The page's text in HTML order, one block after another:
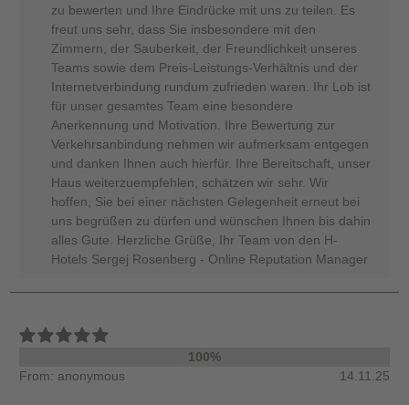
zu bewerten und Ihre Eindrücke mit uns zu teilen. Es
freut uns sehr, dass Sie insbesondere mit den
Zimmern, der Sauberkeit, der Freundlichkeit unseres
Teams sowie dem Preis-Leistungs-Verhältnis und der
Internetverbindung rundum zufrieden waren. Ihr Lob ist
für unser gesamtes Team eine besondere
Anerkennung und Motivation. Ihre Bewertung zur
Verkehrsanbindung nehmen wir aufmerksam entgegen
und danken Ihnen auch hierfür. Ihre Bereitschaft, unser
Haus weiterzuempfehlen, schätzen wir sehr. Wir
hoffen, Sie bei einer nächsten Gelegenheit erneut bei
uns begrüßen zu dürfen und wünschen Ihnen bis dahin
alles Gute. Herzliche Grüße, Ihr Team von den H-
Hotels Sergej Rosenberg - Online Reputation Manager
100%
From: anonymous
14.11.25